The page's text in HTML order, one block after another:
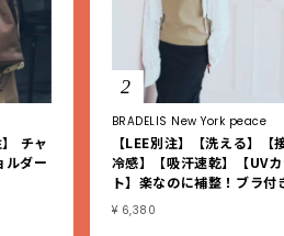
チャ
ルダー
2
BRADELIS New York peace
【LEE別注】【洗える】【
冷感】【吸汗速乾】【UV
ト】楽なのに補整！ブラ付
ブタンクトップ
¥ 6,380